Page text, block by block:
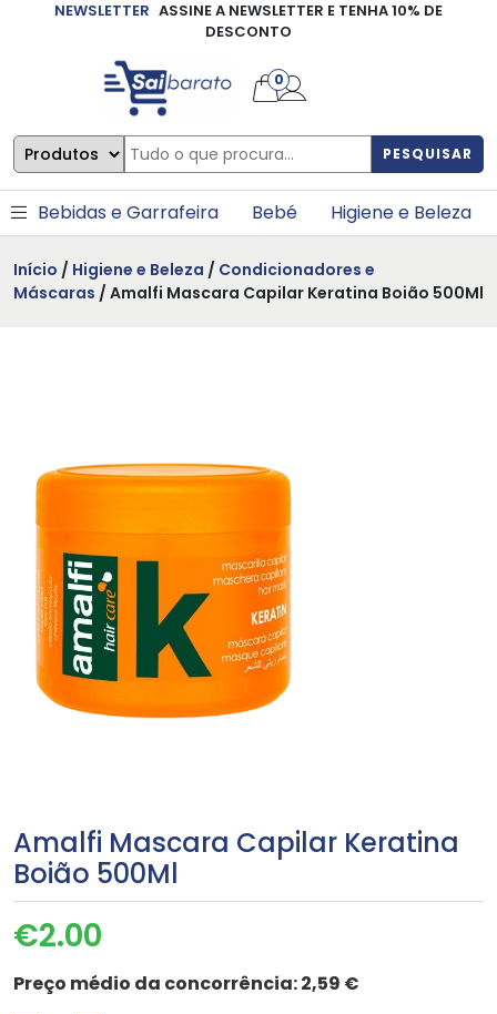
NEWSLETTER ASSINE A NEWSLETTER E TENHA 10% DE
DESCONTO
PESQUISAR
0
Bebidas e Garrafeira Bebé Higiene e Beleza
Início / Higiene e Beleza / Condicionadores e
Máscaras / Amalfi Mascara Capilar Keratina Boião 500Ml
Amalfi Mascara Capilar Keratina
Boião 500Ml
€2.00
Preço médio da concorrência:2,59 €